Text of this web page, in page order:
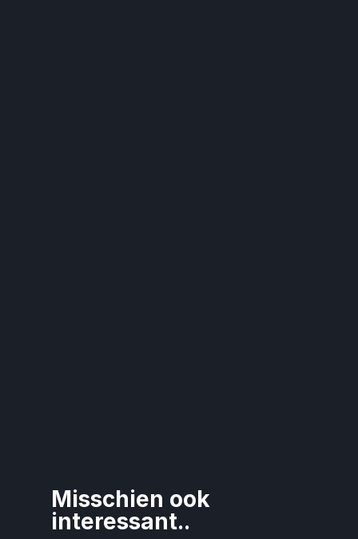
Misschien ook
interessant..